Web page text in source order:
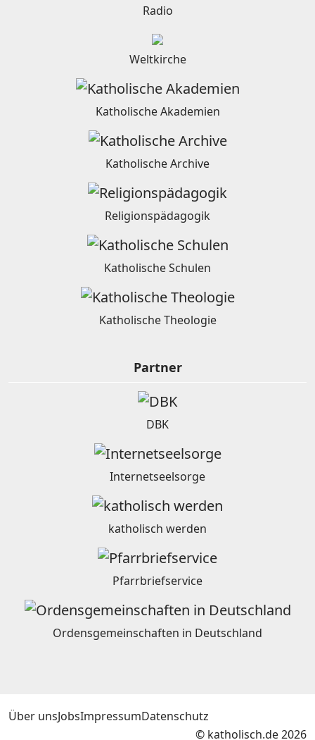
Radio
Weltkirche
Katholische Akademien
Katholische Archive
Religionspädagogik
Katholische Schulen
Katholische Theologie
Partner
DBK
Internetseelsorge
katholisch werden
Pfarrbriefservice
Ordensgemeinschaften in Deutschland
Über unsJobsImpressumDatenschutz
© katholisch.de 2026